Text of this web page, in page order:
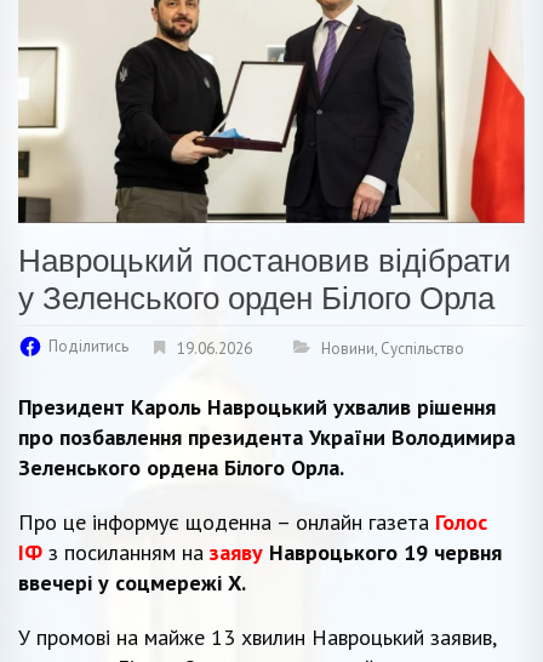
Навроцький постановив відібрати
у Зеленського орден Білого Орла
Поділитись 19.06.2026 Новини, Суспільство
Президент Кароль Навроцький ухвалив рішення
про позбавлення президента України Володимира
Зеленського ордена Білого Орла.
Про це інформує щоденна – онлайн газета Голос
ІФ з посиланням на заяву Навроцького 19 червня
ввечері у соцмережі Х.
У промові на майже 13 хвилин Навроцький заявив,